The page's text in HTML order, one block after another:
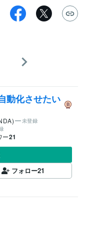
動化させたい
未登録
ー21
フォロー21